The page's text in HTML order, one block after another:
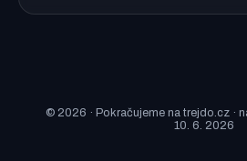
© 2026 · Pokračujeme na trejdo.cz ·
10. 6. 2026